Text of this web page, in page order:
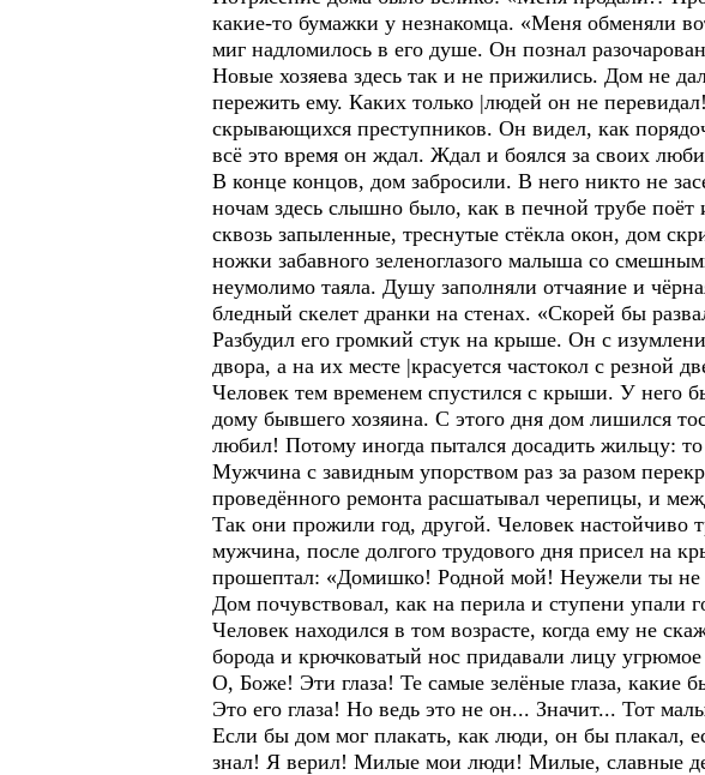
какие-то бумажки у незнакомца. «Меня обменяли
миг надломилось в его душе. Он познал
Новые хозяева здесь так и не прижились. Дом не
пережить ему. Каких только |людей он не
скрывающихся преступников. Он видел, как
всё это время он ждал. Ждал и боялся за своих
В конце концов, дом забросили. В него никто не
ночам здесь слышно было, как в печной трубе
сквозь запыленные, треснутые стёкла окон, дом
ножки забавного зеленоглазого малыша со
неумолимо таяла. Душу заполняли отчаяние и
бледный скелет дранки на стенах. «Скорей бы
Разбудил его громкий стук на крыше. Он с
двора, а на их месте |красуется частокол с резной
Человек тем временем спустился с крыши. У него
дому бывшего хозяина. С этого дня дом лишился
любил! Потому иногда пытался досадить жильцу:
Мужчина с завидным упорством раз за разом
проведённого ремонта расшатывал черепицы, и
Так они прожили год, другой. Человек настойчиво
мужчина, после долгого трудового дня присел на
прошептал: «Домишко! Родной мой! Неужели ты не
Дом почувствовал, как на перила и ступени упали
Человек находился в том возрасте, когда ему не
борода и крючковатый нос придавали лицу
О, Боже! Эти глаза! Те самые зелёные глаза, какие
Это его глаза! Но ведь это не он... Значит... Тот
Если бы дом мог плакать, как люди, он бы плакал,
знал! Я верил! Милые мои люди! Милые, славные